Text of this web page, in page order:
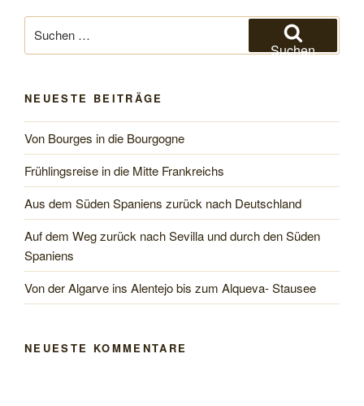
Marokko:
Von
Ceuta
Chefchaouen
nach
Meknes“
nach:
Suchen
NEUESTE BEITRÄGE
Von Bourges in die Bourgogne
Frühlingsreise in die Mitte Frankreichs
Aus dem Süden Spaniens zurück nach Deutschland
Auf dem Weg zurück nach Sevilla und durch den Süden
Spaniens
Von der Algarve ins Alentejo bis zum Alqueva- Stausee
NEUESTE KOMMENTARE